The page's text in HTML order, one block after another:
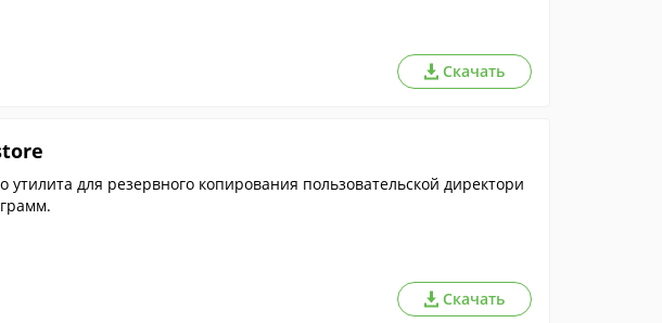
Скачать
утилита для резервного копирования пользовательской директори
Скачать